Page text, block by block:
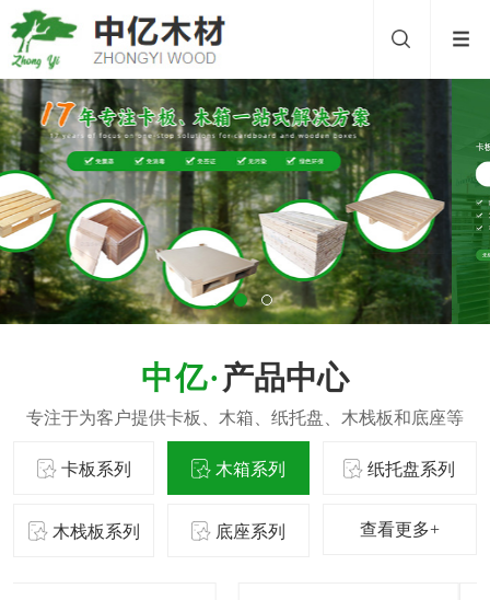
产品中心
卡板系列 木箱系列 纸托盘系列
木栈板系列 底座系列 查看更多+